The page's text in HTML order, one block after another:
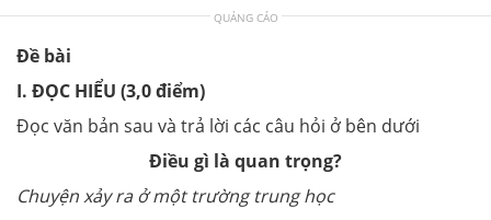
QUẢNG CÁO
Đề bài
I. ĐỌC HIỂU (3,0 điểm)
Đọc văn bản sau và trả lời các câu hỏi ở bên dưới
Điều gì là quan trọng?
Chuyện xảy ra ở một trường trung học